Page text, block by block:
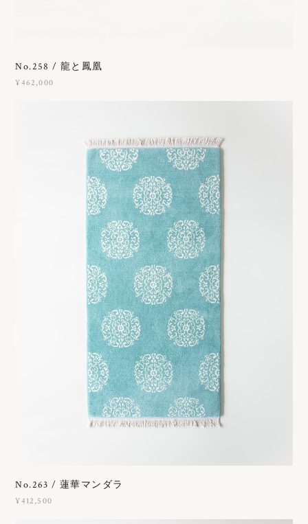
No.258 / 龍と鳳凰
¥462,000
No.263 / 蓮華マンダラ
¥412,500